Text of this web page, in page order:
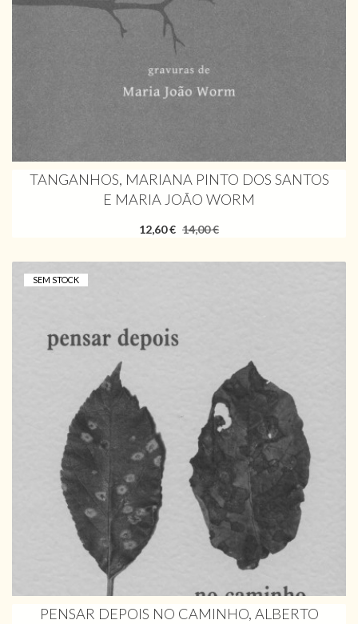
TANGANHOS, MARIANA PINTO DOS SANTOS
E MARIA JOÃO WORM
12,60 € 14,00 €
SEM STOCK
PENSAR DEPOIS NO CAMINHO, ALBERTO